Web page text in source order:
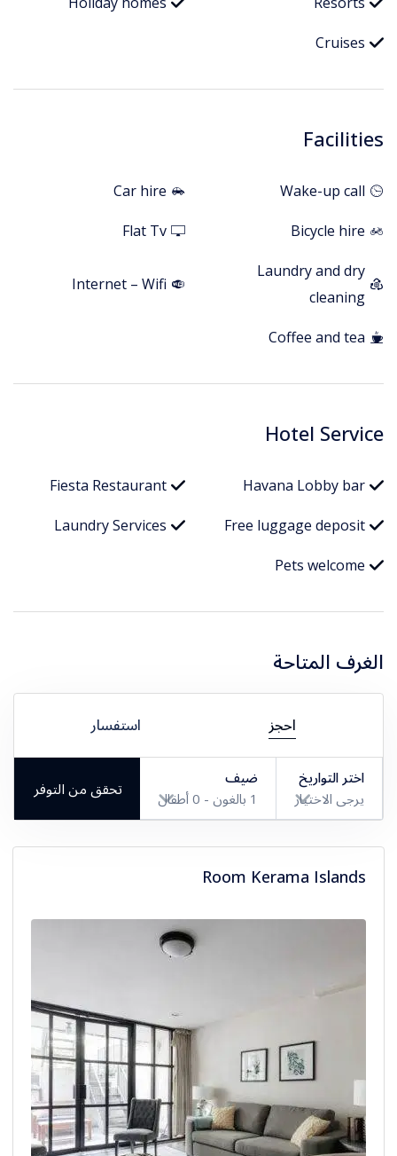
Cruises
Facilities
Wake-up call
Car hire
Bicycle hire
Flat Tv
Laundry and dry
cleaning
Internet – Wifi
Coffee and tea
Hotel Service
Havana Lobby bar
Fiesta Restaurant
Free luggage deposit
Laundry Services
Pets welcome
الغرف المتاحة
احجز استفسار
اختر التواريخ
يرجى الاختيار
ضيف
1 بالغون - 0 أطفال تحقق من التوفر
Room Kerama Islands